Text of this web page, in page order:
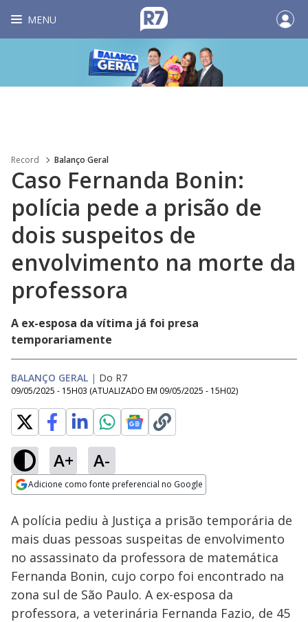
MENU
Record Balanço Geral
Caso Fernanda Bonin:
polícia pede a prisão de
dois suspeitos de
envolvimento na morte da
professora
A ex-esposa da vítima já foi presa
temporariamente
BALANÇO GERAL | Do R7
09/05/2025 - 15H03 (ATUALIZADO EM 09/05/2025 - 15H02)
A+ A-
Adicione como fonte preferencial no Google
Ativar
Loaded
18.35%
A polícia pediu à Justiça a prisão temporária de
mais duas pessoas suspeitas de envolvimento
no assassinato da professora de matemática
Fernanda Bonin, cujo corpo foi encontrado na
zona sul de São Paulo. A ex-esposa da
professora, a veterinária Fernanda Fazio, de 45